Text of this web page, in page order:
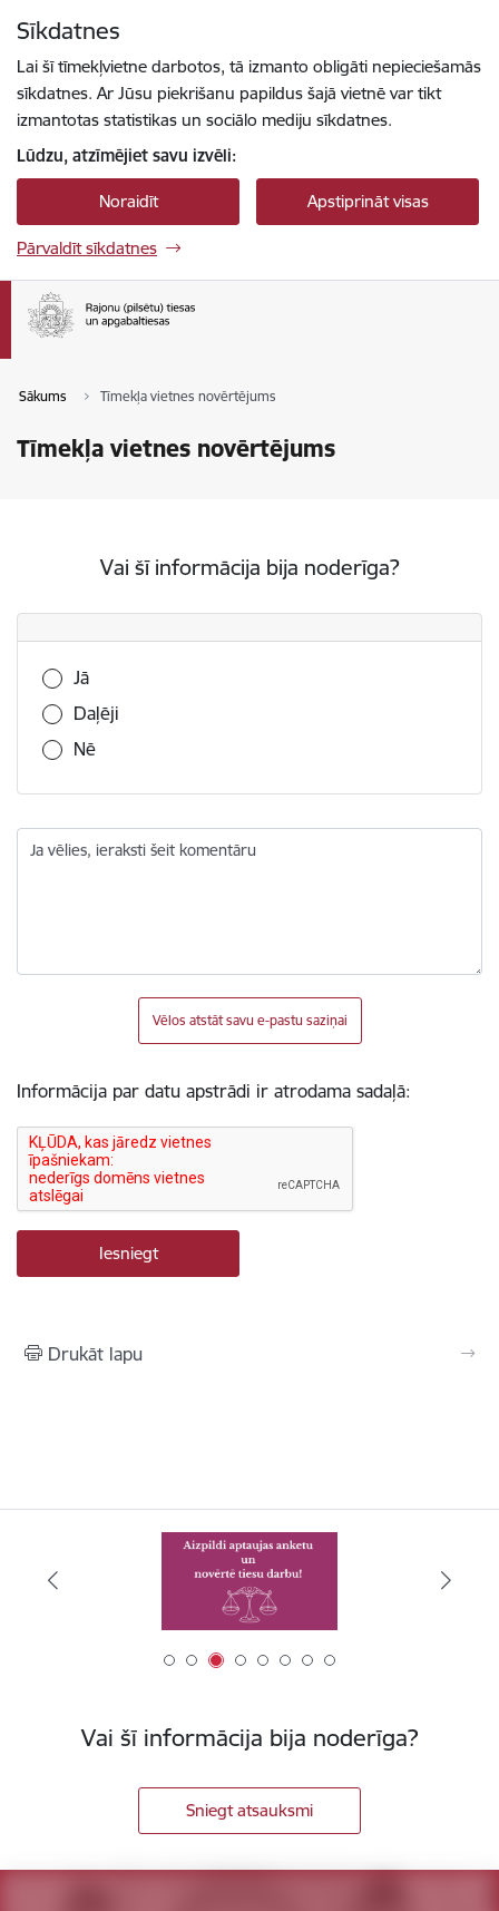
Sīkdatnes
Lai šī tīmekļvietne darbotos, tā izmanto obligāti nepieciešamās
sīkdatnes. Ar Jūsu piekrišanu papildus šajā vietnē var tikt
izmantotas statistikas un sociālo mediju sīkdatnes.
Lūdzu, atzīmējiet savu izvēli:
Noraidīt Apstiprināt visas
Pārvaldīt sīkdatnes
Sākums Tīmekļa vietnes novērtējums
Tīmekļa vietnes novērtējums
Vai šī informācija bija noderīga?
Vai šī informācija bija noderīga?
Jā
Daļēji
Nē
Ja vēlies, ieraksti šeit komentāru
Vēlos atstāt savu e-pastu saziņai
Informācija par datu apstrādi ir atrodama sadaļā:
Drukāt lapu
Vai šī informācija bija noderīga?
Sniegt atsauksmi